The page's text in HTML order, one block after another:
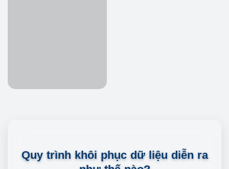
Quy trình khôi phục dữ liệu diễn ra